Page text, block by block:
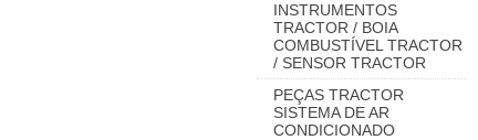
INSTRUMENTOS
TRACTOR / BOIA
COMBUSTÍVEL TRACTOR
/ SENSOR TRACTOR
PEÇAS TRACTOR
SISTEMA DE AR
CONDICIONADO